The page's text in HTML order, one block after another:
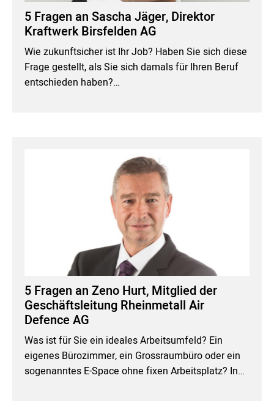
5 Fragen an Sascha Jäger, Direktor
Kraftwerk Birsfelden AG
Wie zukunftsicher ist Ihr Job? Haben Sie sich diese
Frage gestellt, als Sie sich damals für Ihren Beruf
entschieden haben?…
5 Fragen an Zeno Hurt, Mitglied der
Geschäftsleitung Rheinmetall Air
Defence AG
Was ist für Sie ein ideales Arbeitsumfeld? Ein
eigenes Bürozimmer, ein Grossraumbüro oder ein
sogenanntes E-Space ohne fixen Arbeitsplatz? In…